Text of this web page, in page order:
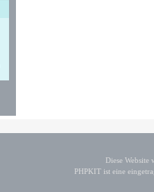
Diese
PHPKIT ist eine